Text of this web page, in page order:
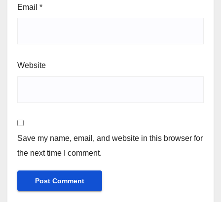
Email *
Website
Save my name, email, and website in this browser for
the next time I comment.